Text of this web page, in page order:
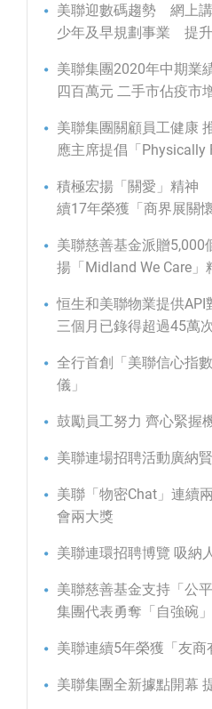
美聯迎數碼趨勢 網上
少年及早規劃事業 提
美聯集團2020年中期業
四百萬元 二手市佔疫市
美聯集團關顧員工健康
應主席提倡「Physically
積極宏揚「關愛」精
續17年榮獲「商界展關
美聯慈善基金派贈5,000
揚「Midland We Care
恒生和美聯物業提供
三個月已錄得超過45萬
全行首創「美聯信心指
儀」
鼓勵員工努力 齊心緊握
美聯連場招聘活動廣納
美聯「物密Chat」連續
會兩大獎
美聯連環招聘博覽 吸納
美聯慈善基金支持「公
集團代表勇奪「自強碗
美聯連續5年榮獲「友商
美聯集團全新據點開幕